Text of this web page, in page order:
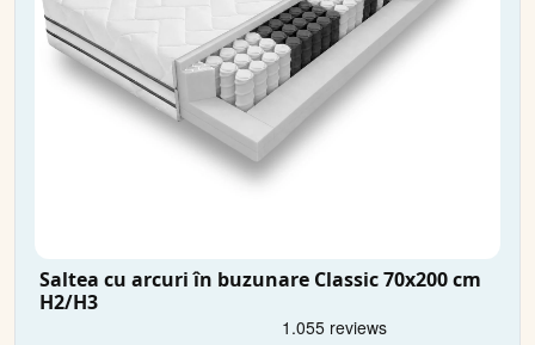
Saltea cu arcuri în buzunare Classic 70x200 cm
H2/H3